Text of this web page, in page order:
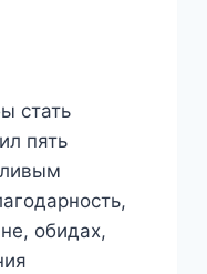
стать
пять
обидах,